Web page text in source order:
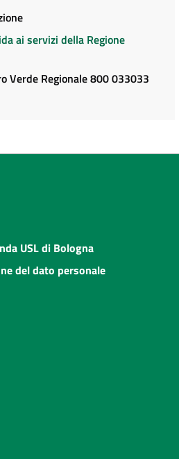
ai servizi della Regione
Verde Regionale 800 033033
USL di Bologna
del dato personale